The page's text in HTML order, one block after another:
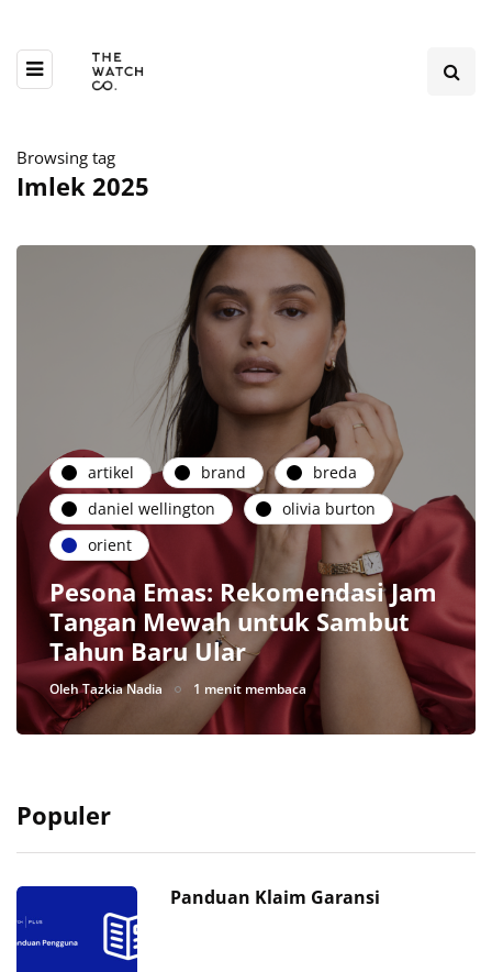
Browsing tag
Imlek 2025
artikel brand
breda
daniel wellington
olivia burton
orient
Pesona Emas: Rekomendasi Jam
Tangan Mewah untuk Sambut
Tahun Baru Ular
OlehTazkia Nadia 1 menit membaca
Populer
Panduan Klaim Garansi